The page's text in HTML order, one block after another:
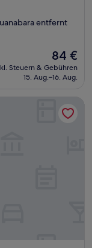
entfernt
Der
Preis
beträgt
84 €
Steuern & Gebühren
15. Aug.–16. Aug.